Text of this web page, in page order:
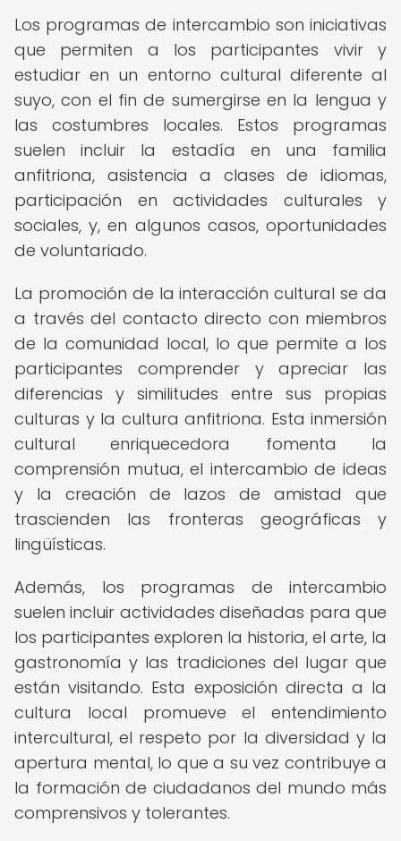
Los programas de intercambio son iniciativas
que permiten a los participantes vivir y
estudiar en un entorno cultural diferente al
suyo, con el fin de sumergirse en la lengua y
las costumbres locales. Estos programas
suelen incluir la estadía en una familia
anfitriona, asistencia a clases de idiomas,
participación en actividades culturales y
sociales, y, en algunos casos, oportunidades
de voluntariado.
La promoción de la interacción cultural se da
a través del contacto directo con miembros
de la comunidad local, lo que permite a los
participantes comprender y apreciar las
diferencias y similitudes entre sus propias
culturas y la cultura anfitriona. Esta inmersión
cultural enriquecedora fomenta la
comprensión mutua, el intercambio de ideas
y la creación de lazos de amistad que
trascienden las fronteras geográficas y
lingüísticas.
Además, los programas de intercambio
suelen incluir actividades diseñadas para que
los participantes exploren la historia, el arte, la
gastronomía y las tradiciones del lugar que
están visitando. Esta exposición directa a la
cultura local promueve el entendimiento
intercultural, el respeto por la diversidad y la
apertura mental, lo que a su vez contribuye a
la formación de ciudadanos del mundo más
comprensivos y tolerantes.